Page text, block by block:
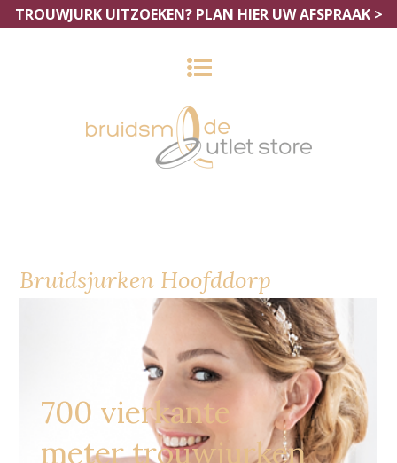
TROUWJURK UITZOEKEN? PLAN HIER UW AFSPRAAK >
Bruidsjurken Hoofddorp
700 vierkante
meter trouwjurken